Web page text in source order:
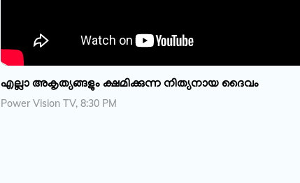
എല്ലാ അകൃത്യങ്ങളും ക്ഷമിക്കുന്ന നിത്യനായ ദൈവം
Power Vision TV, 8:30 PM